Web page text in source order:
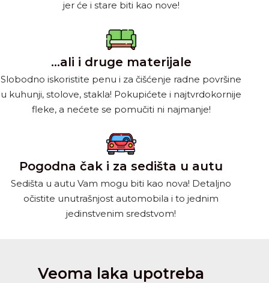
jer će i stare biti kao nove!
…ali i druge materijale
Slobodno iskoristite penu i za čišćenje radne površine
u kuhunji, stolove, stakla! Pokupićete i najtvrdokornije
fleke, a nećete se pomučiti ni najmanje!
Pogodna čak i za sedišta u autu
Sedišta u autu Vam mogu biti kao nova! Detaljno
očistite unutrašnjost automobila i to jednim
jedinstvenim sredstvom!
Veoma laka upotreba